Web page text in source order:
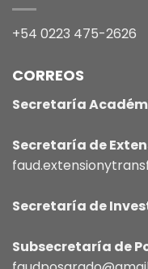
+54 0223 475-2626
CORREOS
Secretaría
Secretaría de
Secretaría de
Subsecretaría de